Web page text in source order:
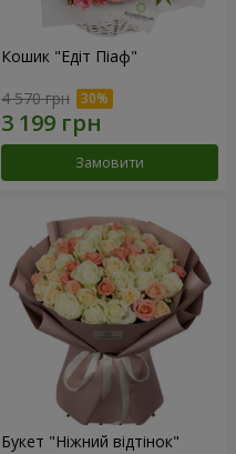
Кошик "Едіт Піаф"
4 570 грн
Замовити
Букет "Ніжний відтінок"